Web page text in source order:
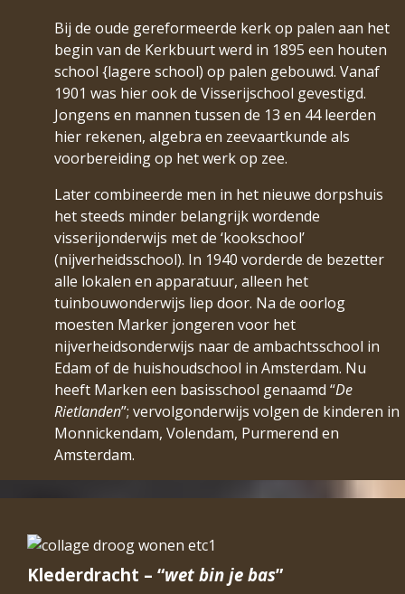
Bij de oude gereformeerde kerk op palen aan het
begin van de Kerkbuurt werd in 1895 een houten
school {lagere school) op palen gebouwd. Vanaf
1901 was hier ook de Visserijschool gevestigd.
Jongens en mannen tussen de 13 en 44 leerden
hier rekenen, algebra en zeevaartkunde als
voorbereiding op het werk op zee.
Later combineerde men in het nieuwe dorpshuis
het steeds minder belangrijk wordende
visserijonderwijs met de ‘kookschool’
(nijverheidsschool). In 1940 vorderde de bezetter
alle lokalen en apparatuur, alleen het
tuinbouwonderwijs liep door. Na de oorlog
moesten Marker jongeren voor het
nijverheidsonderwijs naar de ambachtsschool in
Edam of de huishoudschool in Amsterdam. Nu
heeft Marken een basisschool genaamd “De
Rietlanden”; vervolgonderwijs volgen de kinderen in
Monnickendam, Volendam, Purmerend en
Amsterdam.
Klederdracht – “wet bin je bas”